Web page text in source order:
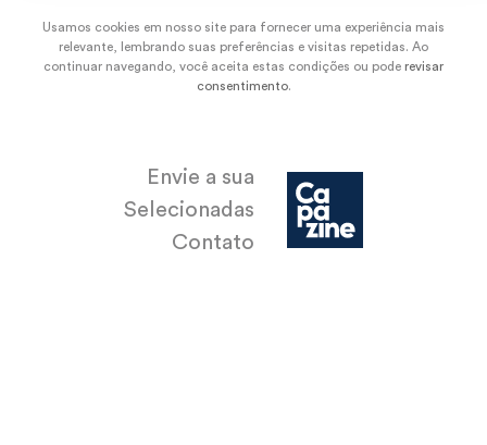
Usamos cookies em nosso site para fornecer uma experiência mais
relevante, lembrando suas preferências e visitas repetidas. Ao
continuar navegando, você aceita estas condições ou pode revisar
consentimento.
Envie a sua
Selecionadas
Contato